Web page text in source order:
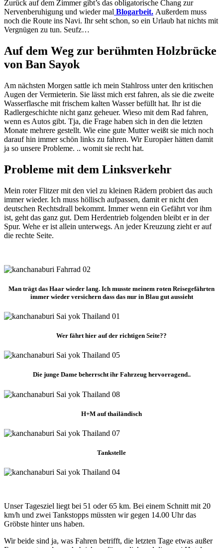
Zurück auf dem Zimmer gibt’s das obligatorische Chang zur
Nervenberuhigung und wieder mal Blogarbeit. Außerdem muss
noch die Route ins Navi. Ihr seht schon, so ein Urlaub hat nichts mit
Vergnügen zu tun. Seufz…
Auf dem Weg zur berühmten Holzbrücke
von Ban Sayok
Am nächsten Morgen sattle ich mein Stahlross unter den kritischen
Augen der Vermieterin. Sie lässt mich erst fahren, als sie die zweite
Wasserflasche mit frischem kalten Wasser befüllt hat. Ihr ist die
Radlergeschichte nicht ganz geheuer. Wieso mit dem Rad fahren,
wenn es Autos gibt. Tja, die Frage haben sich in den die letzten
Monate mehrere gestellt. Wie eine gute Mutter weißt sie mich noch
darauf hin immer schön links zu fahren. Wir Europäer hätten damit
ja so unsere Probleme. .. womit sie recht hat.
Probleme mit dem Linksverkehr
Mein roter Flitzer mit den viel zu kleinen Rädern probiert das auch
immer wieder. Ich muss höllisch aufpassen, damit er nicht den
deutschen Rechtsdrall bekommt. Immer wenn ein Gefährt vor ihm
ist, geht das ganz gut. Dem Herdentrieb folgenden bleibt er in der
Spur. Wehe er ist allein unterwegs. An jeder Kreuzung zieht er auf
die rechte Seite.
Man trägt das Haar wieder lang. Ich musste meinem roten Reisegefährten
immer wieder versichern dass das nur in Blau gut aussieht
Wer fährt hier auf der richtigen Seite??
Die junge Dame beherrscht ihr Fahrzeug hervorragend..
H+M auf thailändisch
Tankstelle
Unser Tagesziel liegt bei 51 oder 65 km. Bei einem Schnitt mit 20
km/h und zwei Tankstopps müssten wir gegen 14.00 Uhr das
Gröbste hinter uns haben.
Wir beide sind ja, was Fahren betrifft, die letzten Tage etwas außer